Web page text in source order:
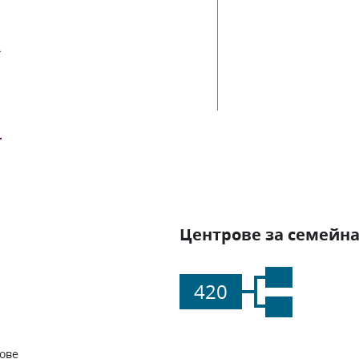
Центрове за
420